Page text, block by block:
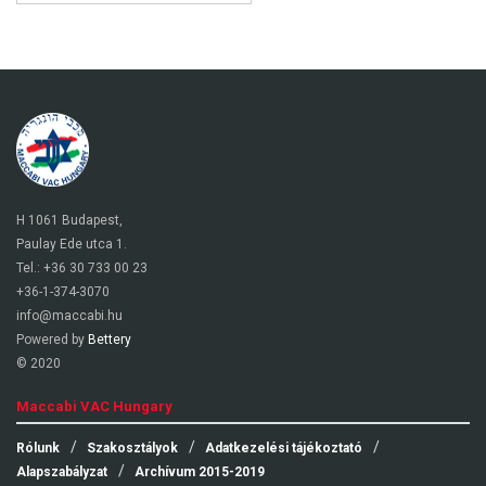
H 1061 Budapest,
Paulay Ede utca 1.
Tel.: +36 30 733 00 23
+36-1-374-3070
info@maccabi.hu
Powered by Bettery
© 2020
Maccabi VAC Hungary
Rólunk Szakosztályok
Adatkezelési tájékoztató
Alapszabályzat
Archívum 2015-2019